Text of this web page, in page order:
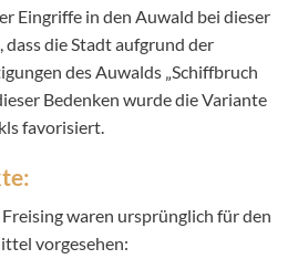
Eingriffe in den Auwald bei dieser
die Stadt aufgrund der
des Auwalds „Schiffbruch
Bedenken wurde die Variante
favorisiert.
waren ursprünglich für den
vorgesehen:​